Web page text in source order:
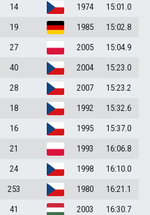
14 1974
15:01.0
19 1985
15:02.8
27 2005
15:04.9
40 2004
15:23.0
28 2007
15:23.2
18 1992
15:32.6
16 1995
15:37.0
21 1993
16:06.8
24 1998
16:10.0
253 1980
16:21.1
41 2003
16:30.7